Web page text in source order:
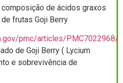
de ácidos graxos
frutas Goji Berry
pmc/articles/PMC7022968/
de Goji Berry ( Lycium
e sobrevivência de